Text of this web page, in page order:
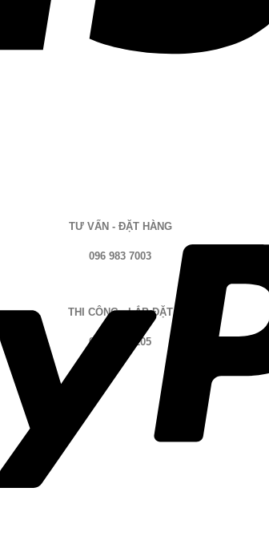
TƯ VẤN - ĐẶT HÀNG
096 983 7003
THI CÔNG - LẮP ĐẶT
0906 670 205